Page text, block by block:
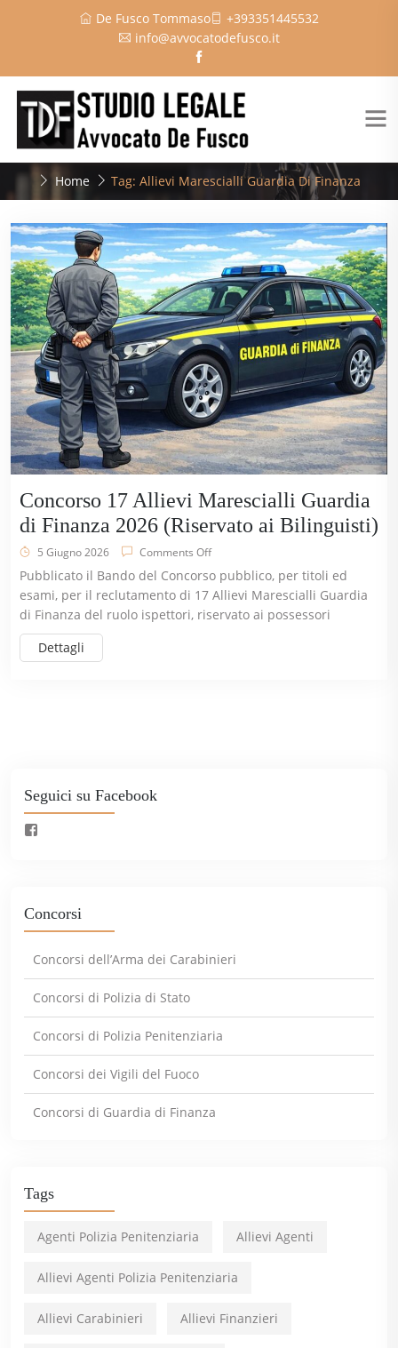
De Fusco Tommaso
+393351445532
info@avvocatodefusco.it
Home Tag: Allievi Marescialli Guardia Di Finanza
Concorso 17 Allievi Marescialli Guardia
di Finanza 2026 (Riservato ai Bilinguisti)
5 Giugno 2026 Comments Off
Pubblicato il Bando del Concorso pubblico, per titoli ed
esami, per il reclutamento di 17 Allievi Marescialli Guardia
di Finanza del ruolo ispettori, riservato ai possessori
Dettagli
Seguici su Facebook
Concorsi
Concorsi dell’Arma dei Carabinieri
Concorsi di Polizia di Stato
Concorsi di Polizia Penitenziaria
Concorsi dei Vigili del Fuoco
Concorsi di Guardia di Finanza
Tags
Agenti Polizia Penitenziaria Allievi Agenti
Allievi Agenti Polizia Penitenziaria
Allievi Carabinieri Allievi Finanzieri